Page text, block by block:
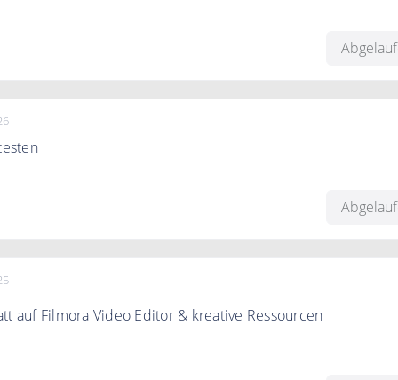
auf Filmora Video Editor & kreative Ressourcen